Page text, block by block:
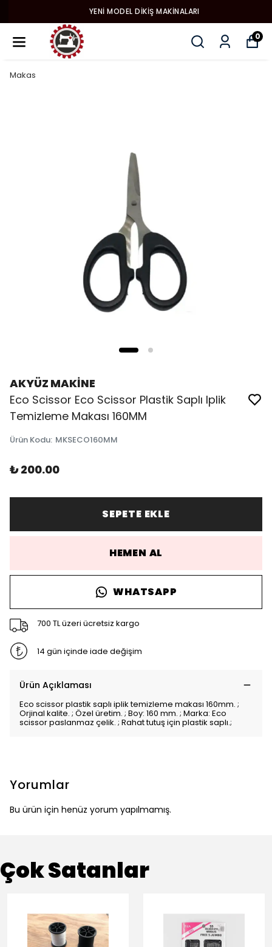
YENI MODEL DIKIŞ MAKINALARI
0
Makas
AKYÜZ MAKİNE
Eco Scissor Eco Scissor Plastik Saplı Iplik
Temizleme Makası 160MM
Ürün Kodu: MKSECO160MM
₺ 200.00
SEPETE EKLE
HEMEN AL
WHATSAPP
700 TL üzeri ücretsiz kargo
14 gün içinde iade değişim
Ürün Açıklaması
Eco scissor plastik saplı iplik temizleme makası 160mm. ;
Orjinal kalite. ; Özel üretim. ; Boy: 160 mm. ; Marka: Eco
scissor paslanmaz çelik. ; Rahat tutuş için plastik saplı.;
Yorumlar
Bu ürün için henüz yorum yapılmamış.
Çok Satanlar